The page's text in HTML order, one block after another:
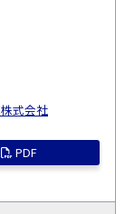
式会社
PDF